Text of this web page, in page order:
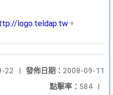
logo.teldap.tw 。
發佈日期： 2008-09-11
22
|
點擊率： 584 |